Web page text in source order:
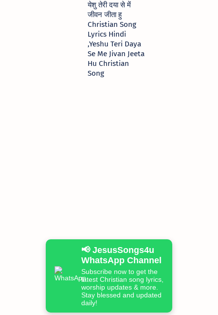
येशु तेरी दया से में
जीवन जीता हु
Christian Song
Lyrics Hindi
,Yeshu Teri Daya
Se Me Jivan Jeeta
Hu Christian
Song
📢 JesusSongs4u
WhatsApp Channel
Subscribe now to get the
latest Christian song lyrics,
worship updates & more.
Stay blessed and updated
daily!